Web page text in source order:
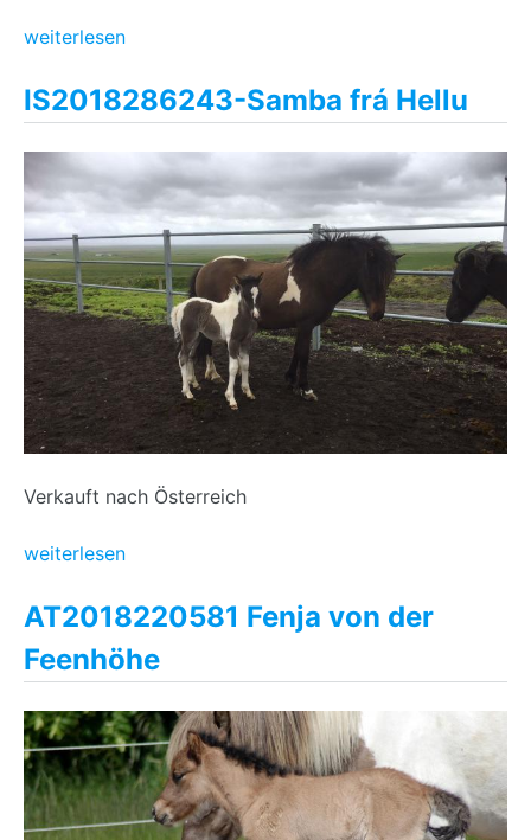
weiterlesen
IS2018286243-Samba frá Hellu
Verkauft nach Österreich
weiterlesen
AT2018220581 Fenja von der
Feenhöhe